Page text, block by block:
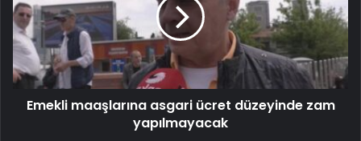
Emekli maaşlarına asgari ücret düzeyinde zam
yapılmayacak